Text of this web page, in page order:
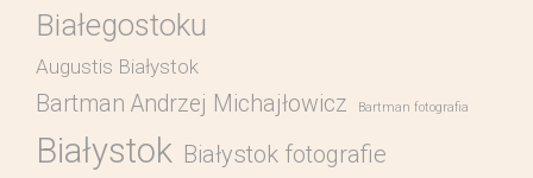
Białegostoku
Augustis Białystok
Bartman Andrzej Michajłowicz Bartman fotografia
Białystok Białystok fotografie